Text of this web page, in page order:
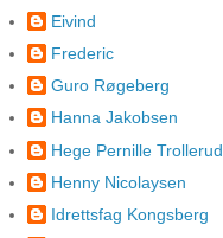
Eivind
Frederic
Guro Røgeberg
Hanna Jakobsen
Hege Pernille Trollerud
Henny Nicolaysen
Idrettsfag Kongsberg